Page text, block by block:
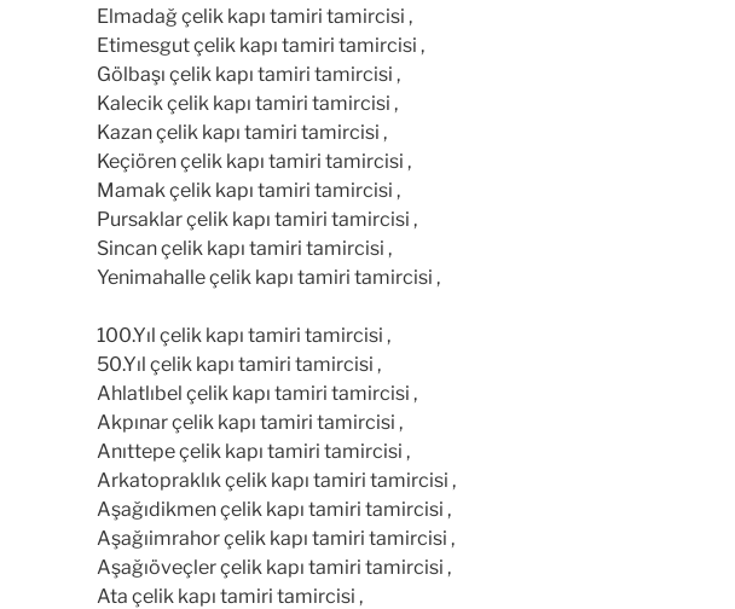
Elmadağ çelik kapı tamiri tamircisi ,
Etimesgut çelik kapı tamiri tamircisi ,
Gölbaşı çelik kapı tamiri tamircisi ,
Kalecik çelik kapı tamiri tamircisi ,
Kazan çelik kapı tamiri tamircisi ,
Keçiören çelik kapı tamiri tamircisi ,
Mamak çelik kapı tamiri tamircisi ,
Pursaklar çelik kapı tamiri tamircisi ,
Sincan çelik kapı tamiri tamircisi ,
Yenimahalle çelik kapı tamiri tamircisi ,
100.Yıl çelik kapı tamiri tamircisi ,
50.Yıl çelik kapı tamiri tamircisi ,
Ahlatlıbel çelik kapı tamiri tamircisi ,
Akpınar çelik kapı tamiri tamircisi ,
Anıttepe çelik kapı tamiri tamircisi ,
Arkatopraklık çelik kapı tamiri tamircisi ,
Aşağıdikmen çelik kapı tamiri tamircisi ,
Aşağıimrahor çelik kapı tamiri tamircisi ,
Aşağıöveçler çelik kapı tamiri tamircisi ,
Ata çelik kapı tamiri tamircisi ,